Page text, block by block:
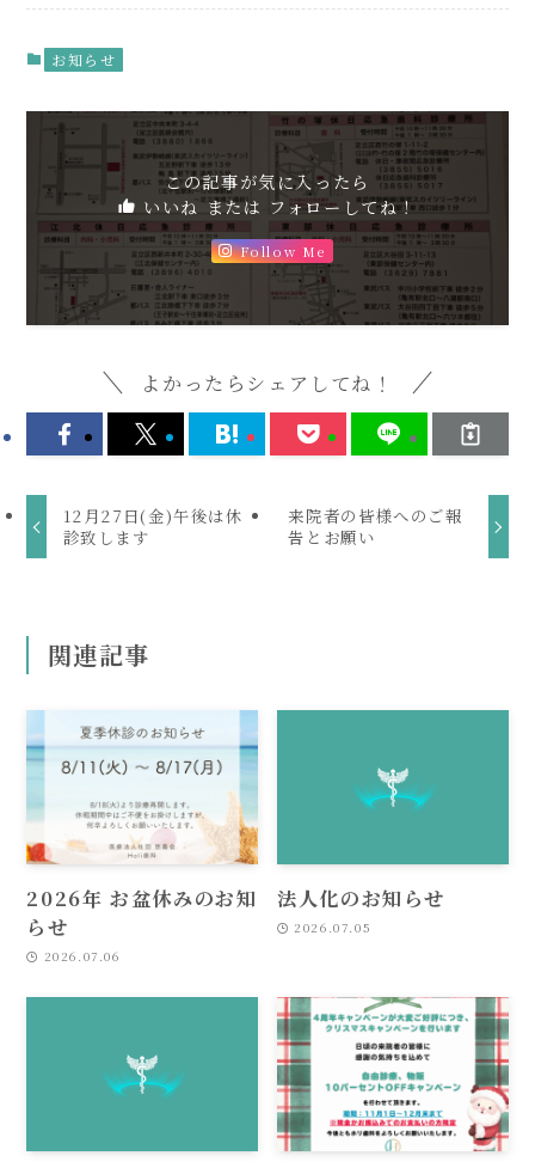
お知らせ
この記事が気に入ったら
いいね または フォローしてね！
Follow Me
よかったらシェアしてね！
12月27日(金)午後は休
診致します
来院者の皆様へのご報
告とお願い
関連記事
2026年 お盆休みのお知
らせ
2026.07.06
法人化のお知らせ
2026.07.05